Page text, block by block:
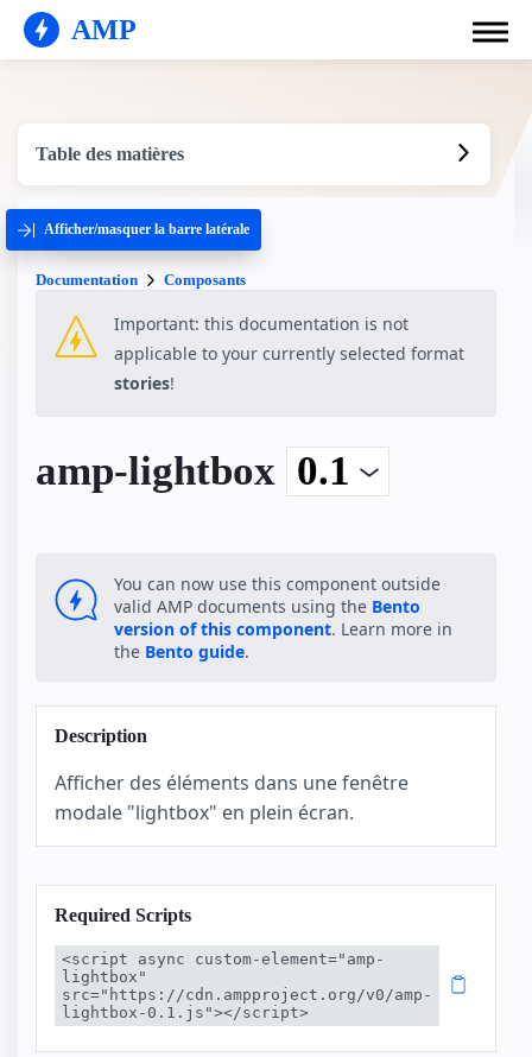
AMP
Table des matières
Afficher/masquer la barre latérale
Documentation Composants
Important: this documentation is not
applicable to your currently selected format
stories!
amp-lightbox
You can now use this component outside
valid AMP documents using the Bento
version of this component. Learn more in
the Bento guide.
Description
Afficher des éléments dans une fenêtre
modale "lightbox" en plein écran.
Required Scripts
<script async custom-element="amp-
lightbox"
src="https://cdn.ampproject.org/v0/amp-
lightbox-0.1.js"></script>